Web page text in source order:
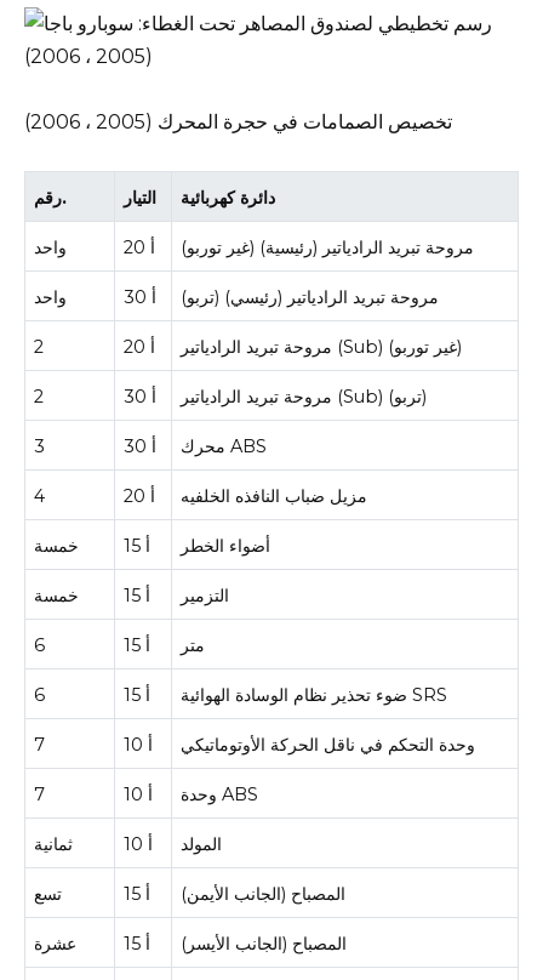
تخصيص الصمامات في حجرة المحرك (2005 ، 2006)
رقم. التيار دائرة كهربائية
واحد 20 أ مروحة تبريد الرادياتير (رئيسية) (غير توربو)
واحد 30 أ مروحة تبريد الرادياتير (رئيسي) (تربو)
2 20 أ مروحة تبريد الرادياتير (Sub) (غير توربو)
2 30 أ مروحة تبريد الرادياتير (Sub) (تربو)
3 30 أ محرك ABS
4 20 أ مزيل ضباب النافذه الخلفيه
خمسة 15 أ أضواء الخطر
خمسة 15 أ التزمير
6 15 أ متر
6 15 أ ضوء تحذير نظام الوسادة الهوائية SRS
7 10 أ وحدة التحكم في ناقل الحركة الأوتوماتيكي
7 10 أ وحدة ABS
ثمانية 10 أ المولد
تسع 15 أ المصباح (الجانب الأيمن)
عشرة 15 أ المصباح (الجانب الأيسر)